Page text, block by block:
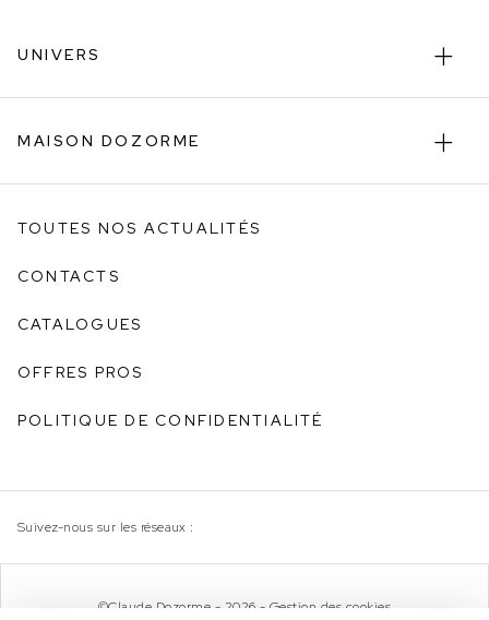
UNIVERS
MAISON DOZORME
TOUTES NOS ACTUALITÉS
CONTACTS
CATALOGUES
OFFRES PROS
POLITIQUE DE CONFIDENTIALITÉ
Suivez-nous sur les réseaux :
©Claude Dozorme - 2026 - Gestion des cookies